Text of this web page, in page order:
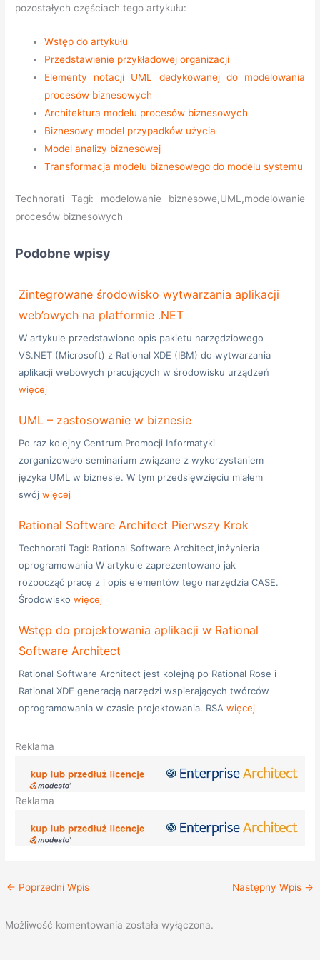
pozostałych częściach tego artykułu:
Wstęp do artykułu
Przedstawienie przykładowej organizacji
Elementy notacji UML dedykowanej do modelowania
procesów biznesowych
Architektura modelu procesów biznesowych
Biznesowy model przypadków użycia
Model analizy biznesowej
Transformacja modelu biznesowego do modelu systemu
Technorati Tagi: modelowanie biznesowe,UML,modelowanie
procesów biznesowych
Podobne wpisy
Zintegrowane środowisko wytwarzania aplikacji
web’owych na platformie .NET
W artykule przedstawiono opis pakietu narzędziowego
VS.NET (Microsoft) z Rational XDE (IBM) do wytwarzania
aplikacji webowych pracujących w środowisku urządzeń
więcej
UML – zastosowanie w biznesie
Po raz kolejny Centrum Promocji Informatyki
zorganizowało seminarium związane z wykorzystaniem
języka UML w biznesie. W tym przedsięwzięciu miałem
swójwięcej
Rational Software Architect Pierwszy Krok
Technorati Tagi: Rational Software Architect,inżynieria
oprogramowania W artykule zaprezentowano jak
rozpocząć pracę z i opis elementów tego narzędzia CASE.
Środowiskowięcej
Wstęp do projektowania aplikacji w Rational
Software Architect
Rational Software Architect jest kolejną po Rational Rose i
Rational XDE generacją narzędzi wspierających twórców
oprogramowania w czasie projektowania. RSAwięcej
Reklama
Reklama
← Poprzedni Wpis Następny Wpis →
Możliwość komentowania została wyłączona.